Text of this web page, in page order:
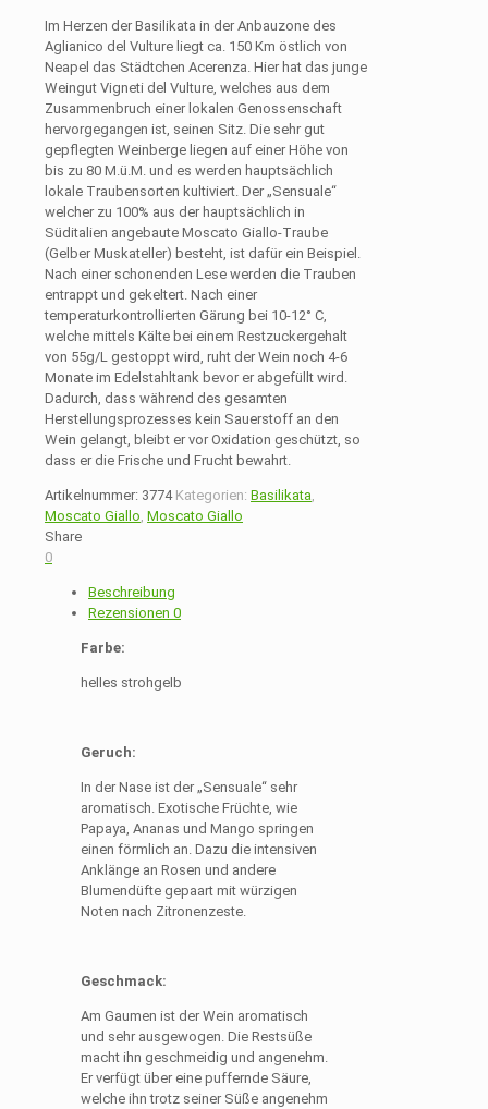
Im Herzen der Basilikata in der Anbauzone des
Aglianico del Vulture liegt ca. 150 Km östlich von
Neapel das Städtchen Acerenza. Hier hat das junge
Weingut Vigneti del Vulture, welches aus dem
Zusammenbruch einer lokalen Genossenschaft
hervorgegangen ist, seinen Sitz. Die sehr gut
gepflegten Weinberge liegen auf einer Höhe von
bis zu 80 M.ü.M. und es werden hauptsächlich
lokale Traubensorten kultiviert. Der „Sensuale“
welcher zu 100% aus der hauptsächlich in
Süditalien angebaute Moscato Giallo-Traube
(Gelber Muskateller) besteht, ist dafür ein Beispiel.
Nach einer schonenden Lese werden die Trauben
entrappt und gekeltert. Nach einer
temperaturkontrollierten Gärung bei 10-12° C,
welche mittels Kälte bei einem Restzuckergehalt
von 55g/L gestoppt wird, ruht der Wein noch 4-6
Monate im Edelstahltank bevor er abgefüllt wird.
Dadurch, dass während des gesamten
Herstellungsprozesses kein Sauerstoff an den
Wein gelangt, bleibt er vor Oxidation geschützt, so
dass er die Frische und Frucht bewahrt.
Artikelnummer: 3774 Kategorien: Basilikata
Moscato Giallo Moscato Giallo
Share
0
Beschreibung
Rezensionen 0
Farbe:
helles strohgelb
Geruch:
In der Nase ist der „Sensuale“ sehr
aromatisch. Exotische Früchte, wie
Papaya, Ananas und Mango springen
einen förmlich an. Dazu die intensiven
Anklänge an Rosen und andere
Blumendüfte gepaart mit würzigen
Noten nach Zitronenzeste.
Geschmack:
Am Gaumen ist der Wein aromatisch
und sehr ausgewogen. Die Restsüße
macht ihn geschmeidig und angenehm.
Er verfügt über eine puffernde Säure,
welche ihn trotz seiner Süße angenehm